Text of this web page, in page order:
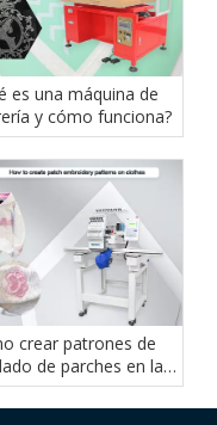
es una máquina de
y cómo funciona?
crear patrones de
de parches en la